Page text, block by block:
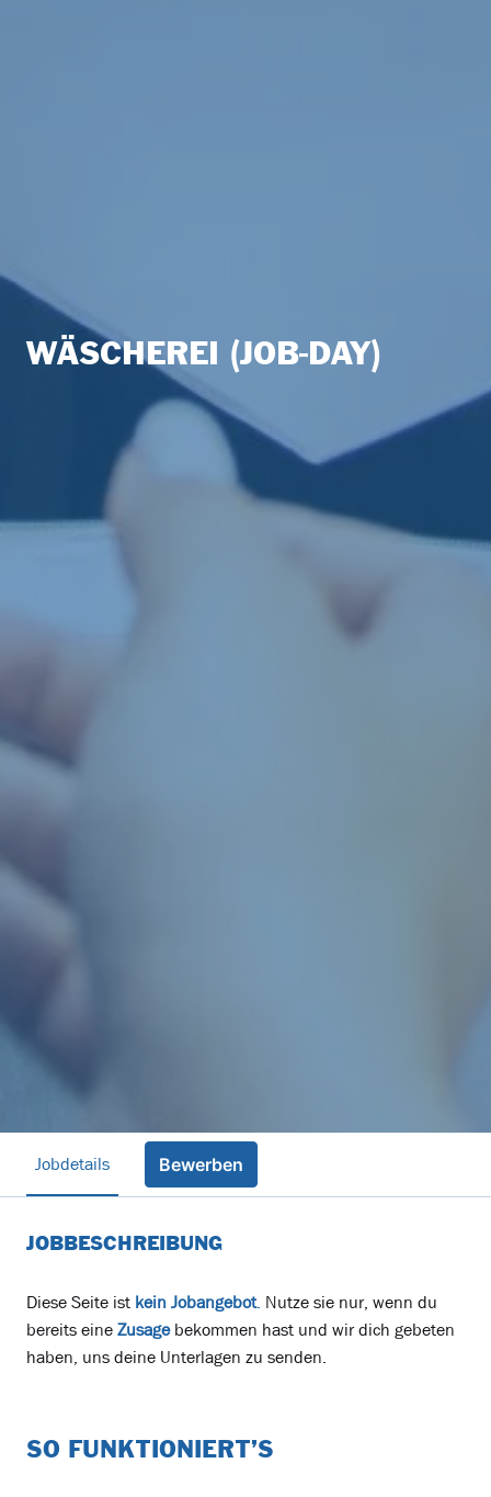
WÄSCHEREI (JOB-DAY)
Jobdetails Bewerben
JOBBESCHREIBUNG
Diese Seite ist kein Jobangebot. Nutze sie nur, wenn du
bereits eineZusage bekommen hast und wir dich gebeten
haben, uns deine Unterlagen zu senden.
SO FUNKTIONIERT’S